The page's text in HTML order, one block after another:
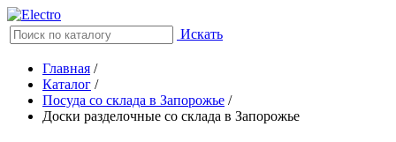
Искать
Главная /
Каталог /
Посуда со склада в Запорожье /
Доски разделочные со склада в Запорожье